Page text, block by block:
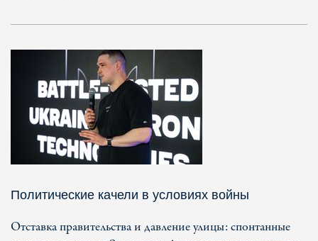
Политические качели в условиях войны
Отставка правительства и давление улицы: спонтанные